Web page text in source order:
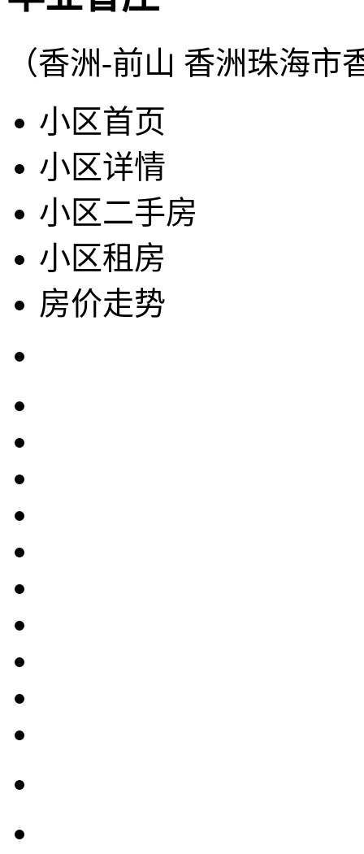
（香洲-前山 香洲珠海市
小区首页
小区详情
小区二手房
小区租房
房价走势